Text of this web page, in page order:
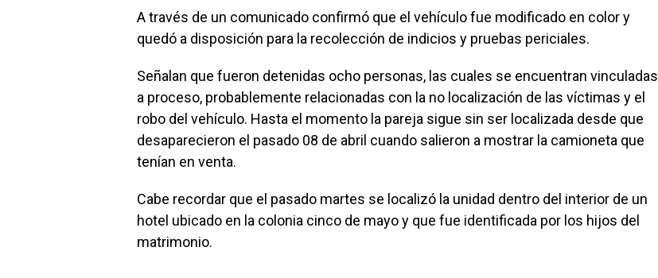
A través de un comunicado confirmó que el vehículo fue modificado en color y
quedó a disposición para la recolección de indicios y pruebas periciales.
Señalan que fueron detenidas ocho personas, las cuales se encuentran vinculadas
a proceso, probablemente relacionadas con la no localización de las víctimas y el
robo del vehículo. Hasta el momento la pareja sigue sin ser localizada desde que
desaparecieron el pasado 08 de abril cuando salieron a mostrar la camioneta que
tenían en venta.
Cabe recordar que el pasado martes se localizó la unidad dentro del interior de un
hotel ubicado en la colonia cinco de mayo y que fue identificada por los hijos del
matrimonio.